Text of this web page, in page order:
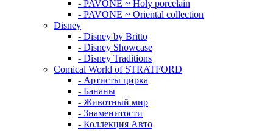
- PAVONE ~ Holy porcelain
- PAVONE ~ Oriental collection
Disney
- Disney by Britto
- Disney Showcase
- Disney Traditions
Comical World of STRATFORD
- Артисты цирка
- Бананы
- Животный мир
- Знаменитости
- Коллекция Авто